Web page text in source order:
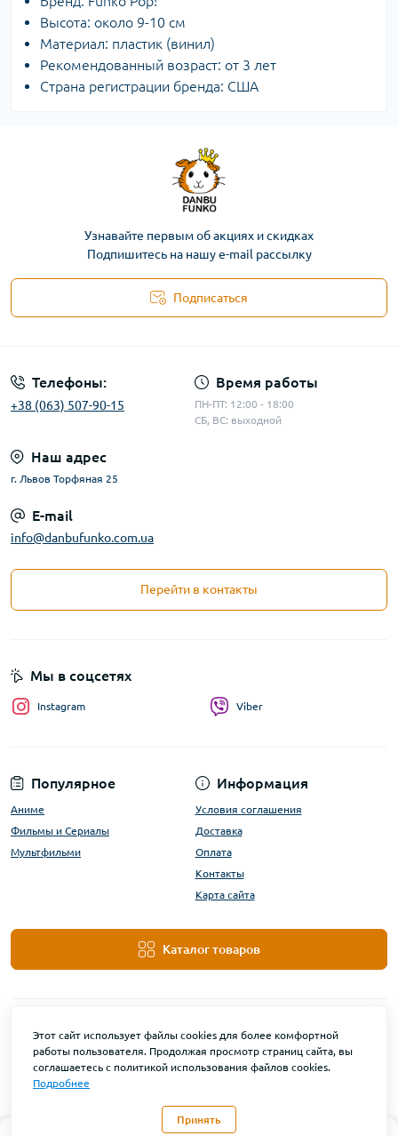
Высота: около 9-10 см
Материал: пластик (винил)
Рекомендованный возраст: от 3 лет
Страна регистрации бренда: США
Узнавайте первым об акциях и скидках
Подпишитесь на нашу e-mail рассылку
Подписаться
Телефоны:
+38 (063) 507-90-15
Время работы
ПН-ПТ: 12:00 - 18:00
СБ, ВС: выходной
Наш адрес
г. Львов Торфяная 25
E-mail
info@danbufunko.com.ua
Перейти в контакты
Популярное
Аниме
Фильмы и Сериалы
Мультфильми
Информация
Условия соглашения
Доставка
Оплата
Контакты
Карта сайта
Каталог товаров
Мы в соцсетях
Instagram Viber
Этот сайт использует файлы cookies для более комфортной
работы пользователя. Продолжая просмотр страниц сайта, вы
соглашаетесь с политикой использования файлов cookies.
Подробнее
Принять